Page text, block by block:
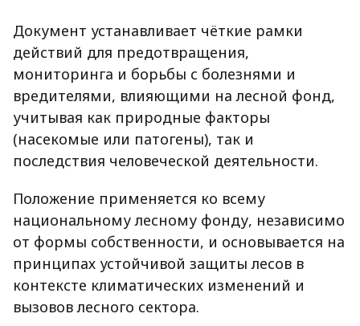
Документ устанавливает чёткие рамки
действий для предотвращения,
мониторинга и борьбы с болезнями и
вредителями, влияющими на лесной фонд,
учитывая как природные факторы
(насекомые или патогены), так и
последствия человеческой деятельности.
Положение применяется ко всему
национальному лесному фонду, независимо
от формы собственности, и основывается на
принципах устойчивой защиты лесов в
контексте климатических изменений и
вызовов лесного сектора.